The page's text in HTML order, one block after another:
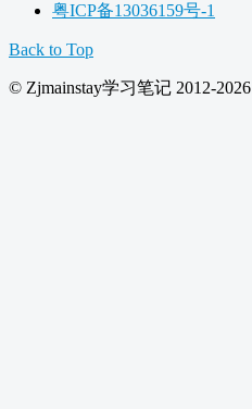
粤ICP备13036159号-1
Back to Top
© Zjmainstay学习笔记 2012-2026